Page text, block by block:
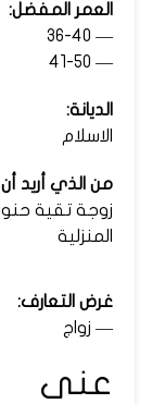
العمر المفضل:
— 36-40
— 41-50
الديانة:
الاسلام
من الذي أريد
زوجة تقية
المنزلية
غرض التعارف:
— زواج
عنى